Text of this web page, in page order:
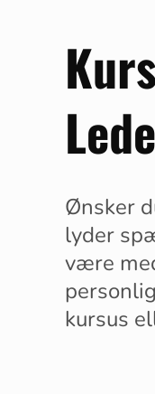
Ønsker
lyder
være
kursus